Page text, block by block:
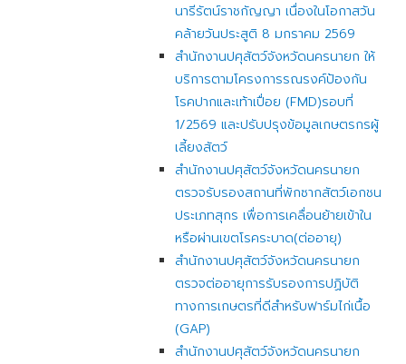
นารีรัตน์ราชกัญญา เนื่องในโอกาสวัน
คล้ายวันประสูติ 8 มกราคม 2569
สำนักงานปศุสัตว์จังหวัดนครนายก ให้
บริการตามโครงการรณรงค์ป้องกัน
โรคปากและเท้าเปื่อย (FMD)รอบที่
1/2569 และปรับปรุงข้อมูลเกษตรกรผู้
เลี้ยงสัตว์
สำนักงานปศุสัตว์จังหวัดนครนายก
ตรวจรับรองสถานที่พักซากสัตว์เอกชน
ประเภทสุกร เพื่อการเคลื่อนย้ายเข้าใน
หรือผ่านเขตโรคระบาด(ต่ออายุ)
สำนักงานปศุสัตว์จังหวัดนครนายก
ตรวจต่ออายุการรับรองการปฏิบัติ
ทางการเกษตรที่ดีสำหรับฟาร์มไก่เนื้อ
(GAP)
สำนักงานปศุสัตว์จังหวัดนครนายก